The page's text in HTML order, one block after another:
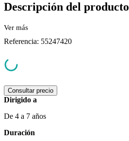
Descripción del producto
Ver más
Referencia: 55247420
Consultar precio
Dirigido a
De 4 a 7 años
Duración